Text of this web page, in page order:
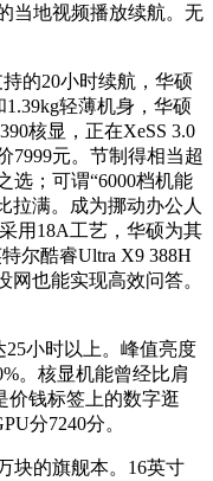
当地视频播放续航。无
的20小时续航，华硕
1.39kg轻薄机身，华硕
核显，正在XeSS 3.0
7999元。节制得相当超
选；可谓“6000档机能
拉满。成为挪动办公人
用18A工艺，华硕为其
尔酷睿Ultra X9 388H
网也能实现高效问答。
小时以上。峰值亮度
。核显机能曾经比肩
价钱标签上的数字逛
分7240分。
的旗舰本。16英寸